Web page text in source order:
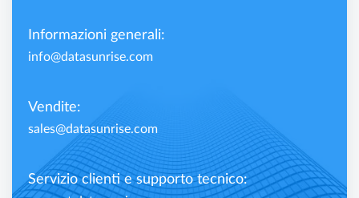
Informazioni generali:
info@datasunrise.com
Vendite:
sales@datasunrise.com
Servizio clienti e supporto tecnico: